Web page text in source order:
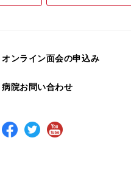
オンライン面会の申込み
病院お問い合わせ